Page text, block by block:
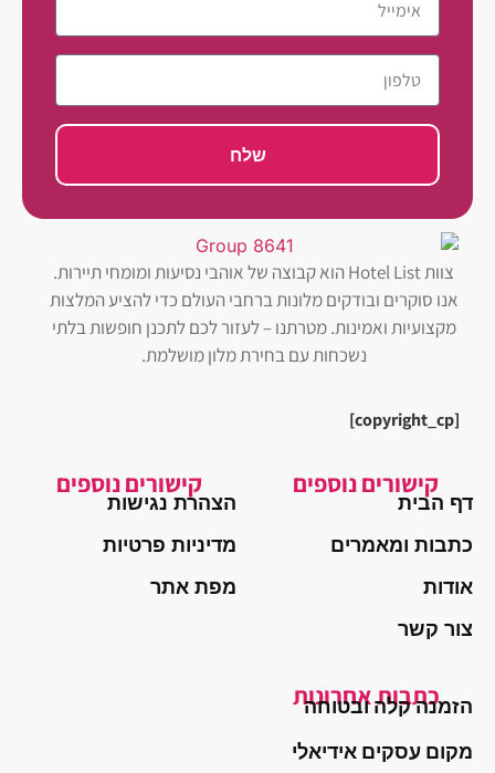
שלח
צוות Hotel List הוא קבוצה של אוהבי נסיעות ומומחי תיירות.
אנו סוקרים ובודקים מלונות ברחבי העולם כדי להציע המלצות
מקצועיות ואמינות. מטרתנו – לעזור לכם לתכנן חופשות בלתי
נשכחות עם בחירת מלון מושלמת.
[copyright_cp]
קישורים נוספים
דף הבית
כתבות ומאמרים
אודות
צור קשר
קישורים נוספים
הצהרת נגישות
מדיניות פרטיות
מפת אתר
כתבות אחרונות
הזמנה קלה ובטוחה
מקום עסקים אידיאלי